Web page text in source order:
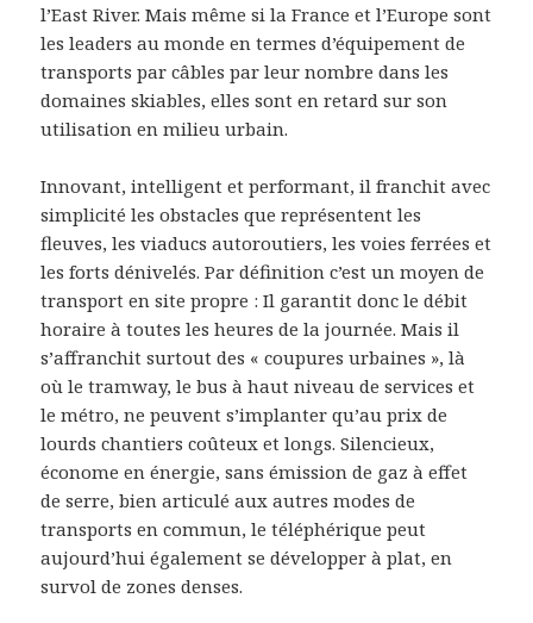
l’East River. Mais même si la France et l’Europe sont
les leaders au monde en termes d’équipement de
transports par câbles par leur nombre dans les
domaines skiables, elles sont en retard sur son
utilisation en milieu urbain.
Innovant, intelligent et performant, il franchit avec
simplicité les obstacles que représentent les
fleuves, les viaducs autoroutiers, les voies ferrées et
les forts dénivelés. Par définition c’est un moyen de
transport en site propre : Il garantit donc le débit
horaire à toutes les heures de la journée. Mais il
s’affranchit surtout des « coupures urbaines », là
où le tramway, le bus à haut niveau de services et
le métro, ne peuvent s’implanter qu’au prix de
lourds chantiers coûteux et longs. Silencieux,
économe en énergie, sans émission de gaz à effet
de serre, bien articulé aux autres modes de
transports en commun, le téléphérique peut
aujourd’hui également se développer à plat, en
survol de zones denses.